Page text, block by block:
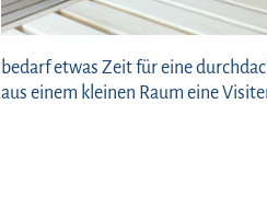
bedarf etwas Zeit für eine
aus einem kleinen Raum eine